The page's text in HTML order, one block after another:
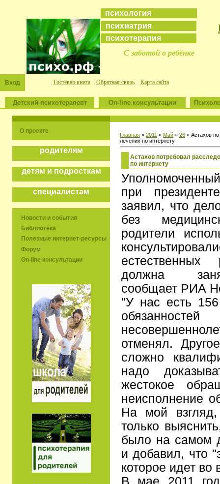
психология
психиатрия
психотерапия
С заботой о ребёнке
Вход Гостевая книга Обратная связь Карта сайта
Детский психотерапевт On-line консультации
О проекте
родителям
детям и подросткам
специалистам
Новости и события
Библиотека
Полезные интернет-ресурсы
Форум
On-line консультации
Главная » 2011 » Май » 26 » Астахов
лечения по интернету
Астахов потребовал
по интернету
при
заявил, что
без
родители
должна
сообщает РИА
"У нас есть
отменял.
сложно
надо
жестокое
неисполнение
На мой
только
было на самом
и добавил, что
которое идет во
В мае 2011